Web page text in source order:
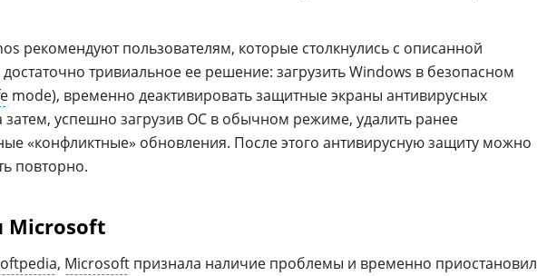
рекомендуют пользователям, которые столкнулись с описанной
тривиальное ее решение: загрузить Windows в безопасном
mode), временно деактивировать защитные экраны антивирусных
затем, успешно загрузив ОС в обычном режиме, удалить ранее
«конфликтные» обновления. После этого антивирусную защиту можно
повторно.
Microsoft
, Microsoft признала наличие проблемы и временно